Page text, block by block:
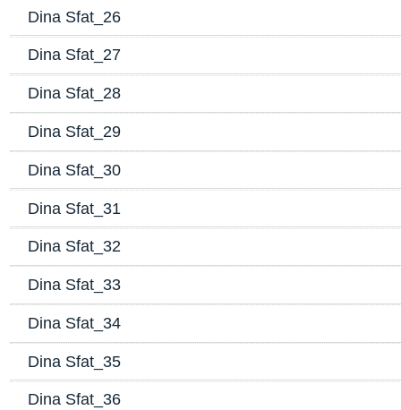
Dina Sfat_26
Dina Sfat_27
Dina Sfat_28
Dina Sfat_29
Dina Sfat_30
Dina Sfat_31
Dina Sfat_32
Dina Sfat_33
Dina Sfat_34
Dina Sfat_35
Dina Sfat_36